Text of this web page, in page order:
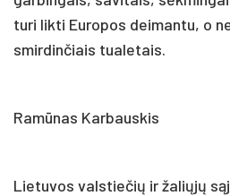
turi likti Europos deimantu, o
smirdinčiais tualetais.
Ramūnas Karbauskis
Lietuvos valstiečių ir žaliųjų